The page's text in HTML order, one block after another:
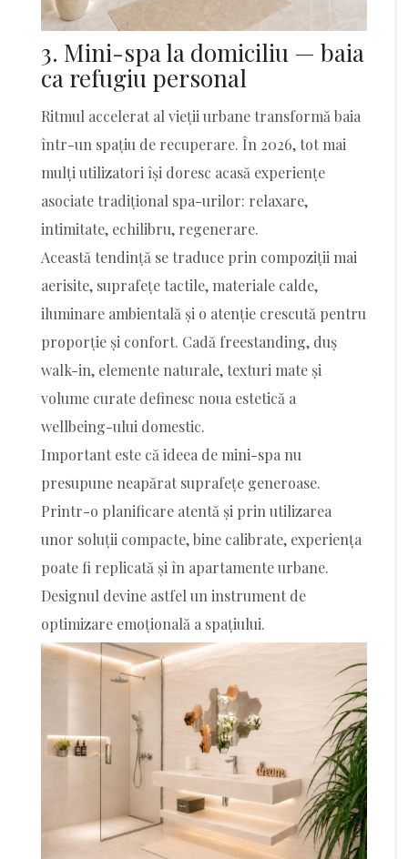
3. Mini-spa la domiciliu — baia
ca refugiu personal
Ritmul accelerat al vieții urbane transformă baia
într-un spațiu de recuperare. În 2026, tot mai
mulți utilizatori își doresc acasă experiențe
asociate tradițional spa-urilor: relaxare,
intimitate, echilibru, regenerare.
Această tendință se traduce prin compoziții mai
aerisite, suprafețe tactile, materiale calde,
iluminare ambientală și o atenție crescută pentru
proporție și confort. Cadă freestanding, duș
walk-in, elemente naturale, texturi mate și
volume curate definesc noua estetică a
wellbeing-ului domestic.
Important este că ideea de mini-spa nu
presupune neapărat suprafețe generoase.
Printr-o planificare atentă și prin utilizarea
unor soluții compacte, bine calibrate, experiența
poate fi replicată și în apartamente urbane.
Designul devine astfel un instrument de
optimizare emoțională a spațiului.